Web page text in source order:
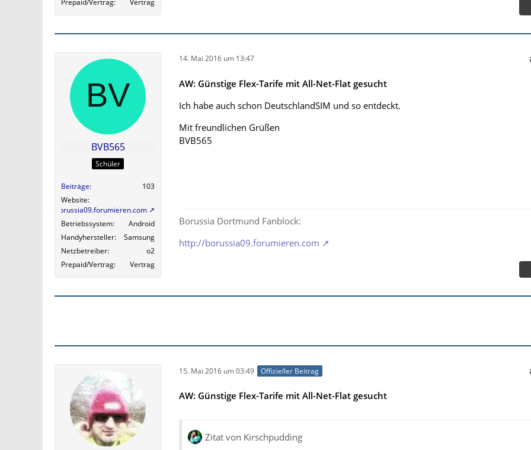
Prepaid/Vertrag
Vertrag
BVB565
Schüler
Beiträge
103
Website
http://borussia09.forumieren.com
Betriebssystem
Android
Handyhersteller
Samsung
Netzbetreiber
o2
Prepaid/Vertrag
Vertrag
14. Mai 2016 um 13:47
AW: Günstige Flex-Tarife mit All-Net-Flat gesucht
Ich habe auch schon DeutschlandSIM und so entdeckt.
Mit freundlichen Grüßen
BVB565
Borussia Dortmund Fanblock:
http://borussia09.forumieren.com
15. Mai 2016 um 03:49 Offizieller Beitrag
AW: Günstige Flex-Tarife mit All-Net-Flat gesucht
Zitat von Kirschpudding